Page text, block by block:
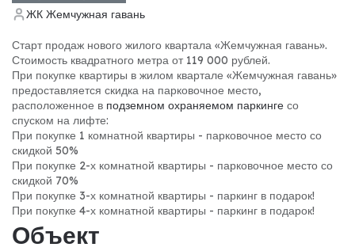
ЖК Жемчужная гавань
Старт продаж нового жилого квартала «Жемчужная гавань».
Стоимость квадратного метра от 119 000 рублей.
При покупке квартиры в жилом квартале «Жемчужная гавань»
предоставляется скидка на парковочное место,
расположенное в подземном охраняемом паркинге со
спуском на лифте:
При покупке 1 комнатной квартиры - парковочное место со
скидкой 50%
При покупке 2-х комнатной квартиры - парковочное место со
скидкой 70%
При покупке 3-х комнатной квартиры - паркинг в подарок!
При покупке 4-х комнатной квартиры - паркинг в подарок!
Объект